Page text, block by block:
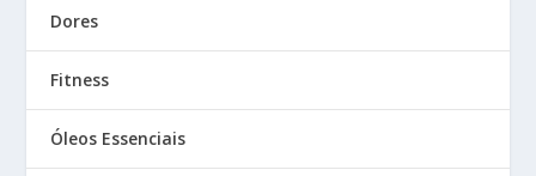
Dores
Fitness
Óleos Essenciais